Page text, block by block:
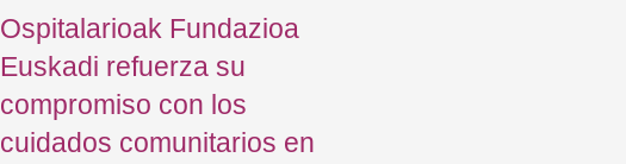
Ospitalarioak Fundazioa
Euskadi refuerza su
compromiso con los
cuidados comunitarios en